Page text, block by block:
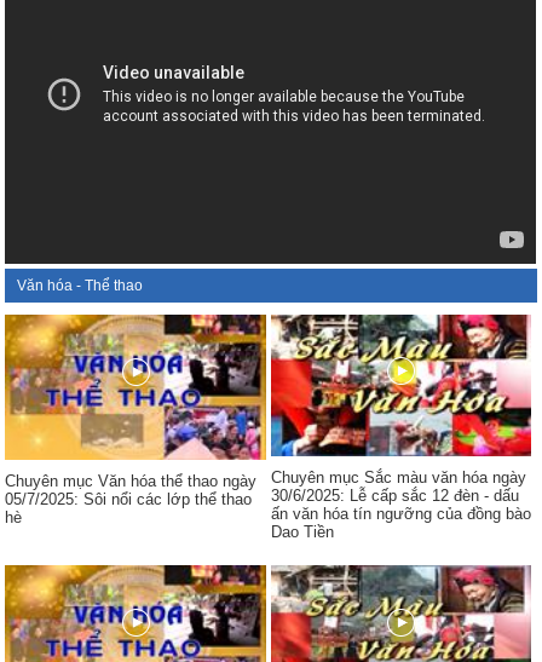
Văn hóa - Thể thao
Chuyên mục Văn hóa thể thao ngày
05/7/2025: Sôi nổi các lớp thể thao
hè
Chuyên mục Sắc màu văn hóa ngày
30/6/2025: Lễ cấp sắc 12 đèn - dấu
ấn văn hóa tín ngưỡng của đồng bào
Dao Tiền